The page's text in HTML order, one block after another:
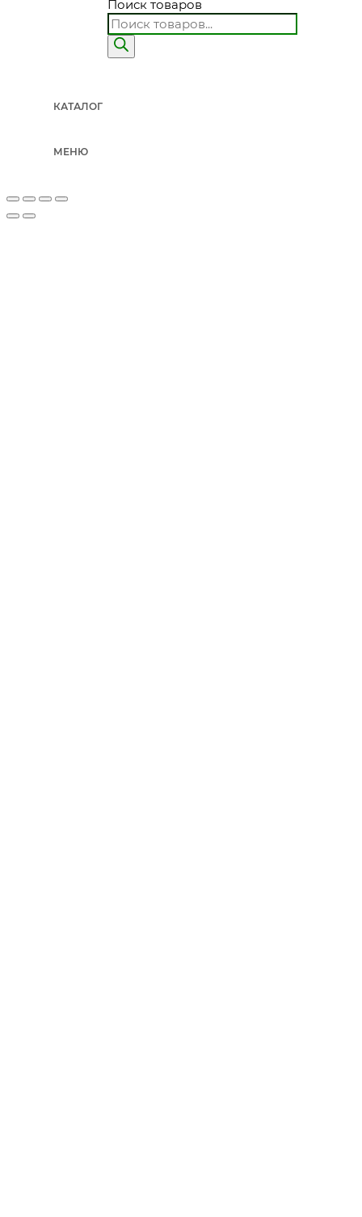
Поиск товаров
КАТАЛОГ
МЕНЮ